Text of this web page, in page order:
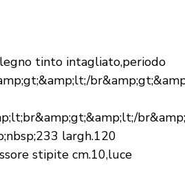
tinto intagliato,periodo
largh.120
stipite cm.10,luce